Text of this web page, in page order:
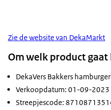
Zie de website van DekaMarkt
Om welk product gaat
DekaVers Bakkers
Verkoopdatum: 01-09-2023
Streepjescode: